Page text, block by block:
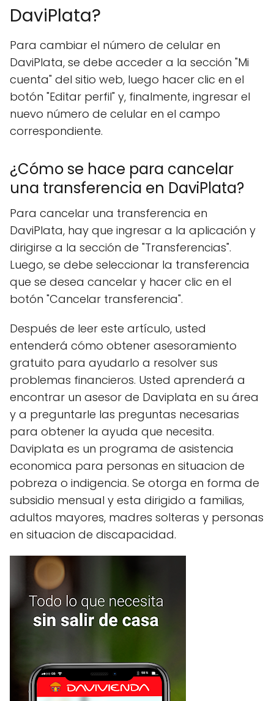
DaviPlata?
Para cambiar el número de celular en
DaviPlata, se debe acceder a la sección "Mi
cuenta" del sitio web, luego hacer clic en el
botón "Editar perfil" y, finalmente, ingresar el
nuevo número de celular en el campo
correspondiente.
¿Cómo se hace para cancelar
una transferencia en DaviPlata?
Para cancelar una transferencia en
DaviPlata, hay que ingresar a la aplicación y
dirigirse a la sección de "Transferencias".
Luego, se debe seleccionar la transferencia
que se desea cancelar y hacer clic en el
botón "Cancelar transferencia".
Después de leer este artículo, usted
entenderá cómo obtener asesoramiento
gratuito para ayudarlo a resolver sus
problemas financieros. Usted aprenderá a
encontrar un asesor de Daviplata en su área
y a preguntarle las preguntas necesarias
para obtener la ayuda que necesita.
Daviplata es un programa de asistencia
economica para personas en situacion de
pobreza o indigencia. Se otorga en forma de
subsidio mensual y esta dirigido a familias,
adultos mayores, madres solteras y personas
en situacion de discapacidad.